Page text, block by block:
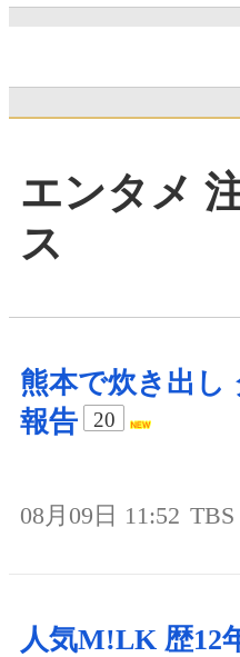
エンタメ
ス
熊本で炊き出し
報告
20
08月09日 11:52
人気M!LK 歴12